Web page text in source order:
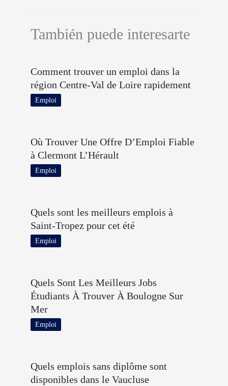
También puede interesarte
Comment trouver un emploi dans la
région Centre-Val de Loire rapidement
Emploi
Où Trouver Une Offre D’Emploi Fiable
à Clermont L’Hérault
Emploi
Quels sont les meilleurs emplois à
Saint-Tropez pour cet été
Emploi
Quels Sont Les Meilleurs Jobs
Étudiants À Trouver À Boulogne Sur
Mer
Emploi
Quels emplois sans diplôme sont
disponibles dans le Vaucluse